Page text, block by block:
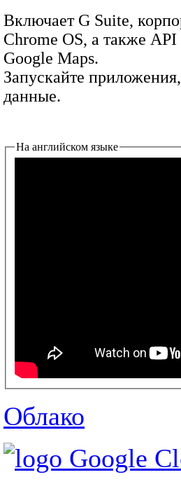
Включает G Suite,
Chrome OS, а также
Google Maps.
Запускайте
данные.
На английском языке
Облако